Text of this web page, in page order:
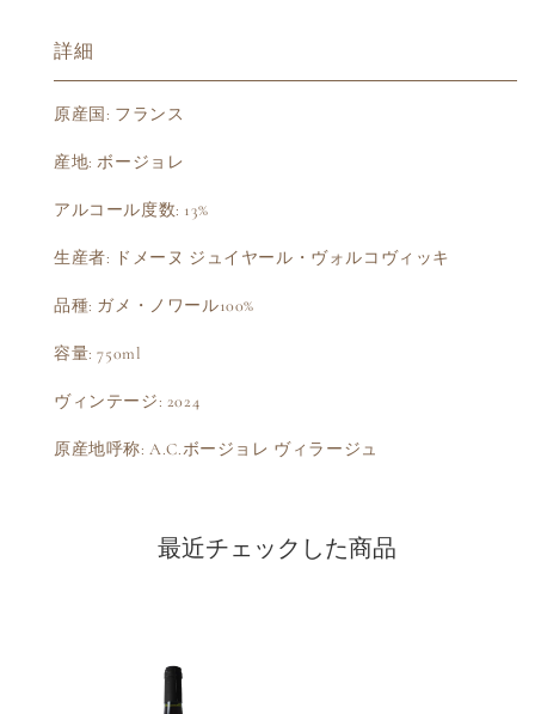
す
詳細
原産国: フランス
産地: ボージョレ
アルコール度数: 13%
生産者: ドメーヌ ジュイヤール・ヴォルコヴィッキ
品種: ガメ・ノワール100%
容量: 750ml
ヴィンテージ: 2024
原産地呼称: A.C.ボージョレ ヴィラージュ
最近チェックした商品